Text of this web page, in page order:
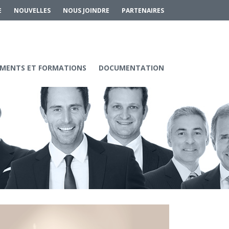
NOUVELLES NOUS JOINDRE PARTENAIRES
ET FORMATIONS DOCUMENTATION